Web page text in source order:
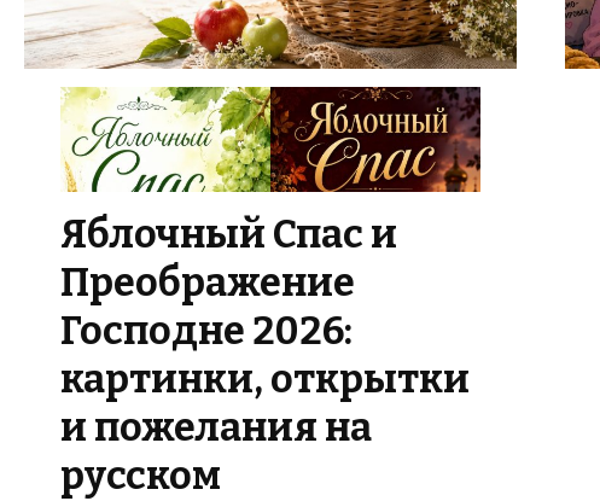
Яблочный Спас и
Преображение
Господне 2026:
картинки, открытки
и пожелания на
русском